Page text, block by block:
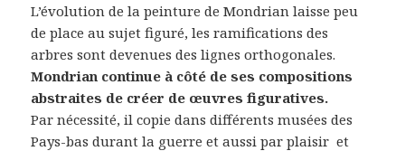
L’évolution de la peinture de Mondrian laisse peu
de place au sujet figuré, les ramifications des
arbres sont devenues des lignes orthogonales.
Mondrian continue à côté de ses compositions
abstraites de créer de œuvres figuratives.
Par nécessité, il copie dans différents musées des
Pays-bas durant la guerre et aussi par plaisir et